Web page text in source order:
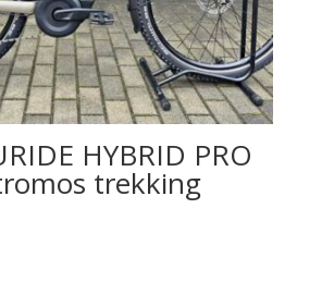
HYBRID PRO
trekking